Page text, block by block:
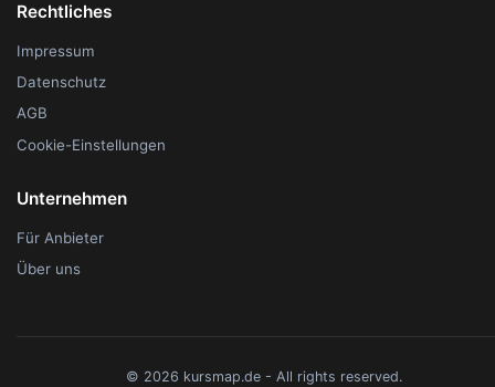
Rechtliches
Impressum
Datenschutz
AGB
Cookie-Einstellungen
Unternehmen
Für Anbieter
Über uns
© 2026 kursmap.de - All rights reserved.